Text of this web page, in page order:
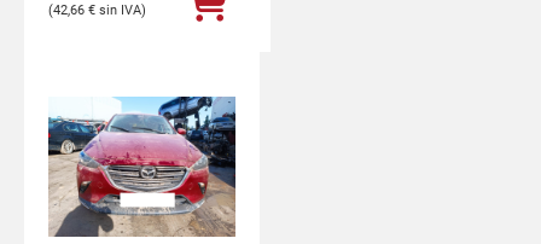
42,66 €